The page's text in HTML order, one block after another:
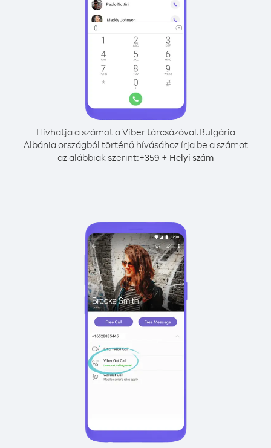
Hívhatja a számot a Viber tárcsázóval.Bulgária
Albánia országból történő hívásához írja be a számot
az alábbiak szerint:+359 + Helyi szám